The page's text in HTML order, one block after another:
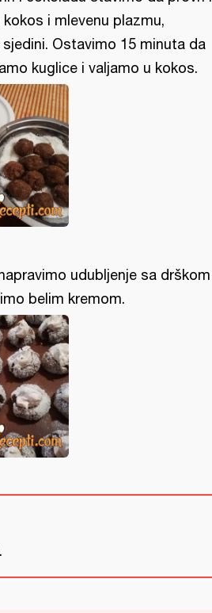
i mlevenu plazmu,
Ostavimo 15 minuta da
kuglice i valjamo u kokos.
udubljenje sa drškom
belim kremom.